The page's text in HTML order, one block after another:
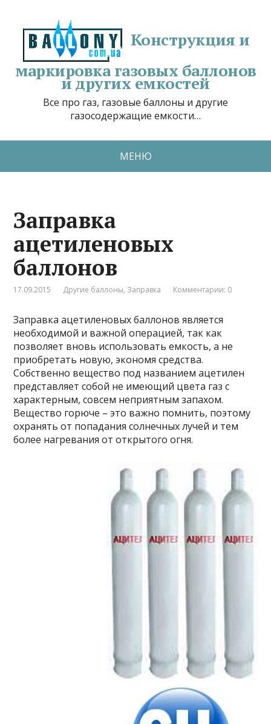
Конструкция и
маркировка газовых баллонов
и других емкостей
Все про газ, газовые баллоны и другие
газосодержащие емкости…
МЕНЮ
Заправка
ацетиленовых
баллонов
17.09.2015 Другие баллоны, Заправка Комментарии: 0
Заправка ацетиленовых баллонов является
необходимой и важной операцией, так как
позволяет вновь использовать емкость, а не
приобретать новую, экономя средства.
Собственно вещество под названием ацетилен
представляет собой не имеющий цвета газ с
характерным, совсем неприятным запахом.
Вещество горюче – это важно помнить, поэтому
охранять от попадания солнечных лучей и тем
более нагревания от открытого огня.